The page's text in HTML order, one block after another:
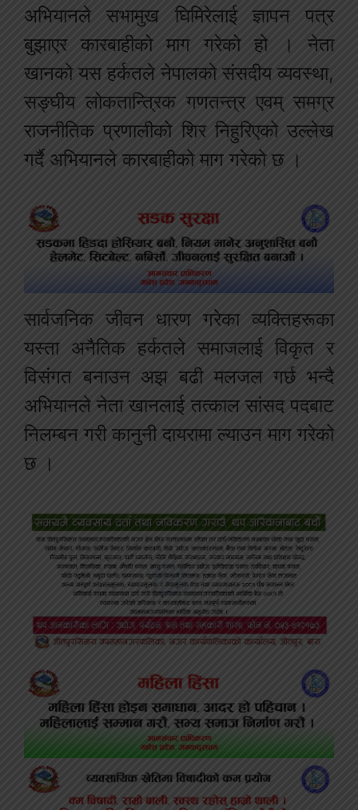
अभियानले सभामुख घिमिरेलाई ज्ञापन पत्र
बुझाएर कारबाहीको माग गरेको हो । नेता
खानको यस हर्कतले नेपालको संसदीय व्यवस्था,
सङ्घीय लोकतान्त्रिक गणतन्त्र एवम् समग्र
राजनीतिक प्रणालीको शिर निहुरिएको उल्लेख
गर्दै अभियानले कारबाहीको माग गरेको छ ।
सार्वजनिक जीवन धारण गरेका व्यक्तिहरूका
यस्ता अनैतिक हर्कतले समाजलाई विकृत र
विसंगत बनाउन अझ बढी मलजल गर्छ भन्दै
अभियानले नेता खानलाई तत्काल सांसद पदबाट
निलम्बन गरी कानुनी दायरामा ल्याउन माग गरेको
छ ।